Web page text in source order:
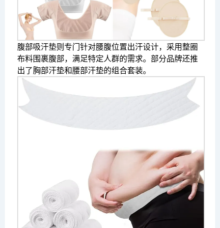
腹部吸汗垫则专门针对腰腹位置出汗设计，采用整圈
布料围裹腹部，满足特定人群的需求。部分品牌还推
出了胸部汗垫和腰部汗垫的组合套装。